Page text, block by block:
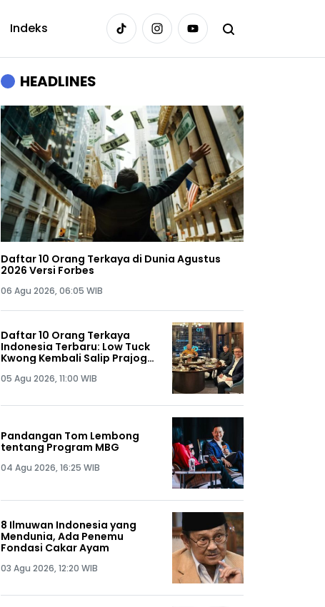
Indeks
HEADLINES
Daftar 10 Orang Terkaya di Dunia Agustus
2026 Versi Forbes
06 Agu 2026, 06:05 WIB
Daftar 10 Orang Terkaya
Indonesia Terbaru: Low Tuck
Kwong Kembali Salip Prajogo
05 Agu 2026, 11:00 WIB
Pandangan Tom Lembong
tentang Program MBG
04 Agu 2026, 16:25 WIB
8 Ilmuwan Indonesia yang
Mendunia, Ada Penemu
Fondasi Cakar Ayam
03 Agu 2026, 12:20 WIB